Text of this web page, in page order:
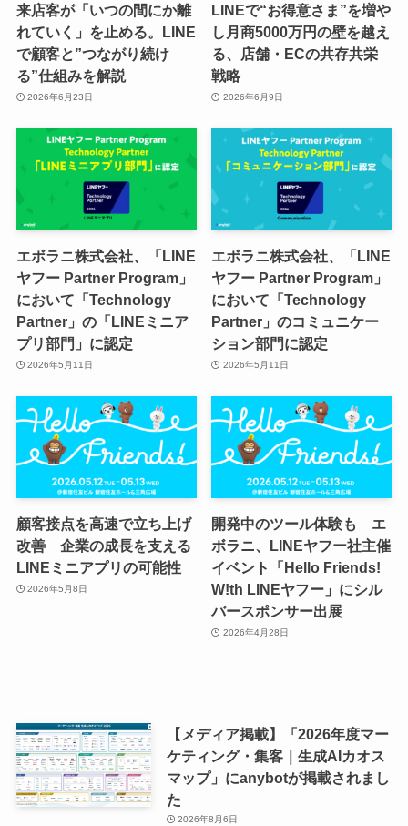
来店客が「いつの間にか離
れていく」を止める。LINE
で顧客と”つながり続け
る”仕組みを解説
2026年6月23日
LINEで“お得意さま”を増や
し月商5000万円の壁を越え
る、店舗・ECの共存共栄
戦略
2026年6月9日
エボラニ株式会社、「LINE
ヤフー Partner Program」
において「Technology
Partner」の「LINEミニア
プリ部門」に認定
2026年5月11日
エボラニ株式会社、「LINE
ヤフー Partner Program」
において「Technology
Partner」のコミュニケー
ション部門に認定
2026年5月11日
顧客接点を高速で立ち上げ
改善 企業の成長を支える
LINEミニアプリの可能性
2026年5月8日
開発中のツール体験も エ
ボラニ、LINEヤフー社主催
イベント「Hello Friends!
W!th LINEヤフー」にシル
バースポンサー出展
2026年4月28日
【メディア掲載】「2026年度マー
ケティング・集客｜生成AIカオス
マップ」にanybotが掲載されまし
た
2026年8月6日